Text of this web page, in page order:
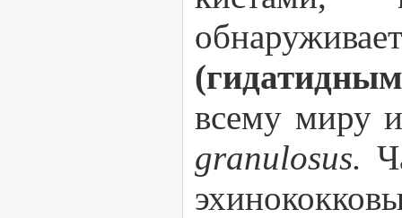
всему миру
granulosus.